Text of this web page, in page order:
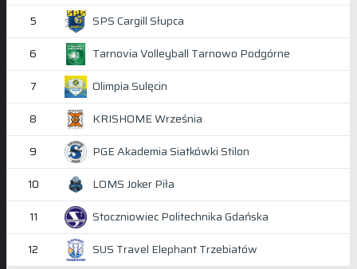
5 SPS Cargill Słupca
6 Tarnovia Volleyball Tarnowo Podgórne
7 Olimpia Sulęcin
8 KRISHOME Września
9 PGE Akademia Siatkówki Stilon
10 LOMS Joker Piła
11 Stoczniowiec Politechnika Gdańska
12 SUS Travel Elephant Trzebiatów